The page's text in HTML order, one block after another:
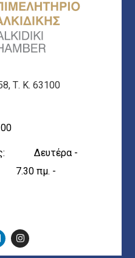
Τ. Κ. 63100
Δευτέρα -
πμ. -